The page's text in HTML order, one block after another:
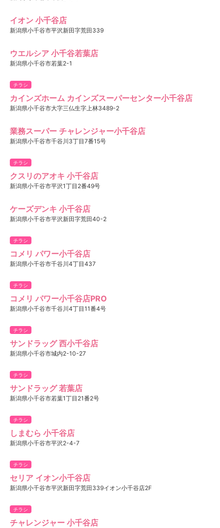
イオン 小千谷店
新潟県小千谷市平沢新田字荒田339
ウエルシア 小千谷若葉店
新潟県小千谷市若葉2-1
チラシ
カインズホーム カインズスーパーセンター小千谷店
新潟県小千谷市大字三仏生字上林3489-2
業務スーパー チャレンジャー小千谷店
新潟県小千谷市千谷川3丁目7番15号
チラシ
クスリのアオキ 小千谷店
新潟県小千谷市平沢1丁目2番49号
ケーズデンキ 小千谷店
新潟県小千谷市平沢新田字荒田40-2
チラシ
コメリ パワー小千谷店
新潟県小千谷市千谷川4丁目437
チラシ
コメリ パワー小千谷店PRO
新潟県小千谷市千谷川4丁目11番4号
チラシ
サンドラッグ 西小千谷店
新潟県小千谷市城内2-10-27
チラシ
サンドラッグ 若葉店
新潟県小千谷市若葉1丁目21番2号
チラシ
しまむら 小千谷店
新潟県小千谷市平沢2-4-7
チラシ
セリア イオン小千谷店
新潟県小千谷市平沢新田字荒田339イオン小千谷店2F
チラシ
チャレンジャー 小千谷店